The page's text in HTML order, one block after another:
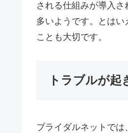
される仕組みが導入
多いようです。とは
ことも大切です。
トラブルが起
ブライダルネットで